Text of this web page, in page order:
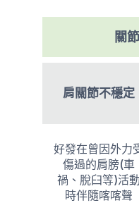
關
肩關節不穩定
好發在曾因外力
傷過的肩膀(車
禍、脫臼等)活動
時伴隨喀喀聲